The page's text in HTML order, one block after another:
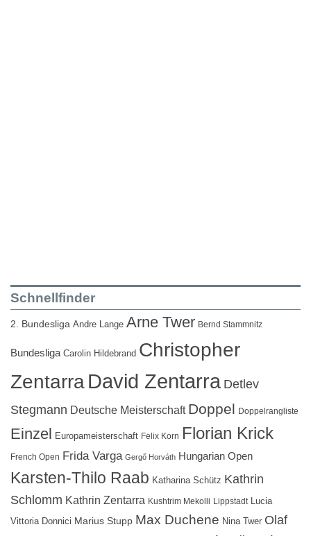
Schnellfinder
2. Bundesliga Andre Lange Arne Twer Bernd Stammnitz
Bundesliga Carolin Hildebrand Christopher
ZentarraDavid Zentarra Detlev
Stegmann Deutsche Meisterschaft Doppel Doppelrangliste
Einzel Europameisterschaft Felix Korn Florian Krick
French Open Frida Varga Gergő Horváth Hungarian Open
Karsten-Thilo Raab Katharina Schütz Kathrin
Schlomm Kathrin Zentarra Kushtrim Mekolli Lippstadt Lucia
Vittoria Donnici Marius Stupp Max Duchene Nina Twer Olaf